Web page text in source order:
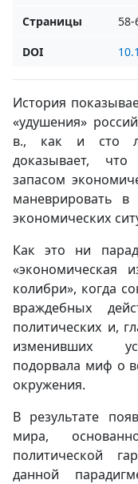
Страницы
58-
DOI
История
«удушения»
в., как и сто
доказывает,
запасом
маневрировать в
экономических
Как это ни
«экономическая
колибри», когда
враждебных
политических и,
изменивших
подорвала миф о
окружения.
В результате
мира,
политической
данной